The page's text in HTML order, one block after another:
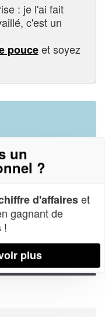
: je l'ai fait
c'est un
pouceet soyez
contributors,CC-BY-SA
un
?
d'affaireset
gagnant de
!
plus